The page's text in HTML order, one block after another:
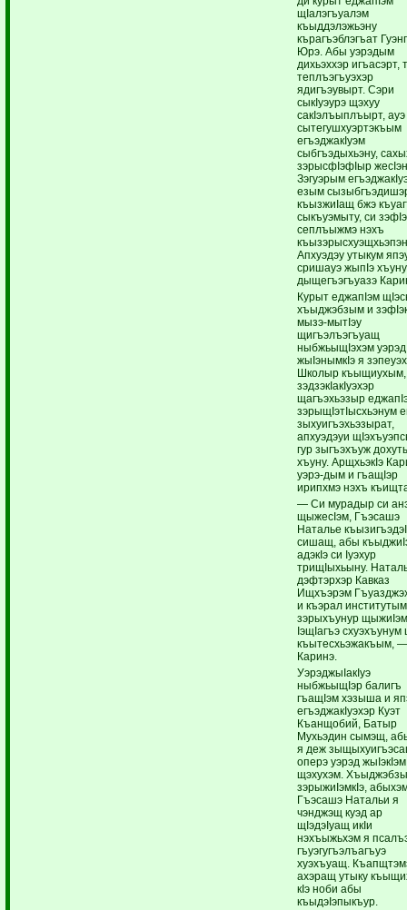
щIалэгъуалэм
къыддэлэжьэну
кърагъэблэгъат
Юрэ. Абы уэрэдым
дихьэххэр игъасэрт,
теплъэгъуэхэр
ядигъэувырт. Сэри
сыкIуэурэ щэхуу
сакIэлъыплъырт, ауэ
сытегушхуэртэкъым
егъэджакIуэм
сыбгъэдыхьэну,
зэрысфIэфIыр
Зэгуэрым
езым
къызжиIащ бжэ
сыкъуэмыту, си
сеплъыжмэ нэхъ
Апхуэдэу утыкум
сришауэ жыпIэ
дыщегъэгъуазэ
Курыт еджапIэм
хъыджэбзым и
мызэ-мытIэу
щигъэлъэгъуащ
ныбжьыщIэхэм уэрэд
жыIэнымкIэ я
Школыр къыщиухым,
зэдзэкIакIуэхэр
щагъэхьэзыр
зэрыщIэтIысхьэнум
зыхуигъэхьэзырат,
апхуэдэуи
гур зыгъэхъуж
хъуну. АрщхьэкIэ
уэрэ-дым и гъащIэр
ирипхмэ нэхъ
— Си мурадыр си
щыжесIэм, Гъэсашэ
Наталье
сишащ, абы
адэкIэ си Iуэхур
трищIыхьыну.
дэфтэрхэр Кавказ
Ищхъэрэм
и къэрал
зэрыхъунур
IэщIагъэ схуэхъунум
къытесхьэжакъым,
Каринэ.
УэрэджыIакIуэ
ныбжьыщIэр балигъ
гъащIэм хэзыша и
егъэджакIуэхэр Куэт
Къанщобий, Батыр
Мухьэдин сымэщ,
я деж
оперэ уэрэд
щэхухэм.
зэрыжиIэмкIэ,
Гъэсашэ Натальи я
чэнджэщ куэд ар
щIэдэIуащ икIи
нэхъыжьхэм я
гъуэгугъэлъагъуэ
хуэхъуащ.
ахэращ утыку
кIэ ноби абы
къыдэIэпыкъур.